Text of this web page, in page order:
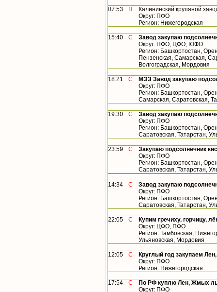
07:53 П
Калининский крупяной
Округ: ПФО
Регион: Нижегородская
15:40 С
Завод закупаю
Округ: ПФО, ЦФО, ЮФО
Регион: Башкортостан,
Пензенская, Самарская,
Волгоградская, Мордовия
18:21 С
МЭЗ Завод закупаю
Округ: ПФО
Регион: Башкортостан,
Самарская, Саратовская,
19:30 С
Завод закупаю
Округ: ПФО
Регион: Башкортостан,
Саратовская, Татарстан,
23:59 С
Закупаю подсолнечник
Округ: ПФО
Регион: Башкортостан,
Саратовская, Татарстан,
14:34 С
Завод закупаю
Округ: ПФО
Регион: Башкортостан,
Саратовская, Татарстан,
22:05 С
Купим гречиху, горчицу,
Округ: ЦФО, ПФО
Регион: Тамбовская,
Ульяновская, Мордовия
12:05 С
Круглый год закупаем
Округ: ПФО
Регион: Нижегородская
17:54 С
По РФ куплю Лен, Жмых
Округ: ПФО